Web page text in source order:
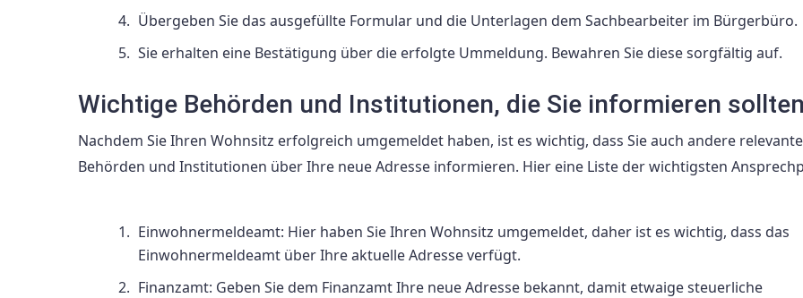
Übergeben Sie das ausgefüllte Formular und die Unterlagen dem Sachbearbeiter im Bürgerbüro.
Sie erhalten eine Bestätigung über die erfolgte Ummeldung. Bewahren Sie diese sorgfältig auf.
Wichtige Behörden und Institutionen, die Sie informieren sollten
Nachdem Sie Ihren Wohnsitz erfolgreich umgemeldet haben, ist es wichtig, dass Sie auch andere relevante
Behörden und Institutionen über Ihre neue Adresse informieren. Hier eine Liste der wichtigsten
Einwohnermeldeamt: Hier haben Sie Ihren Wohnsitz umgemeldet, daher ist es wichtig, dass das
Einwohnermeldeamt über Ihre aktuelle Adresse verfügt.
Finanzamt: Geben Sie dem Finanzamt Ihre neue Adresse bekannt, damit etwaige steuerliche